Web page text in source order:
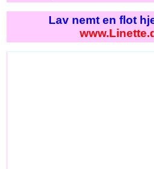
Lav nemt en flot